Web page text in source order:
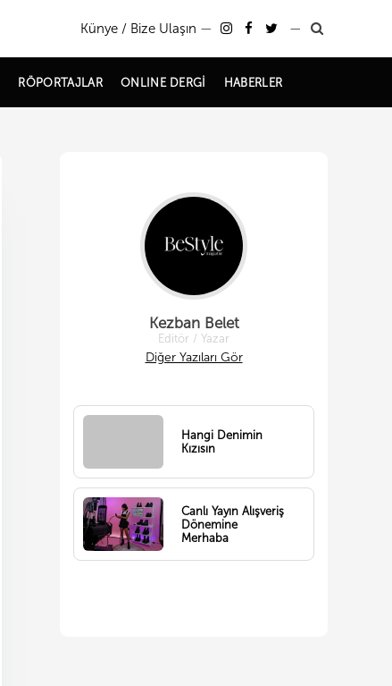
Künye / Bize Ulaşın — —
RÖPORTAJLAR ONLINE DERGİ HABERLER
Kezban Belet
Editör / Yazar
Diğer Yazıları Gör
Hangi Denimin
Kızısın
Canlı Yayın Alışveriş
Dönemine
Merhaba